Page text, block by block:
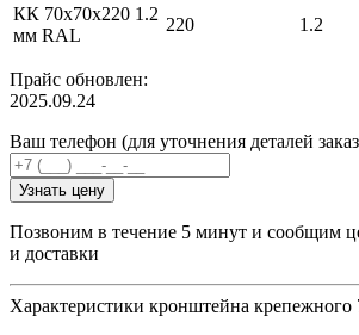
КК 70х70х220 1.2
мм RAL
220 1.2
Прайс обновлен:
2025.09.24
Ваш телефон (для уточнения деталей
Узнать цену
Позвоним в течение 5 минут и сообщим
и доставки
Характеристики кронштейна крепежного